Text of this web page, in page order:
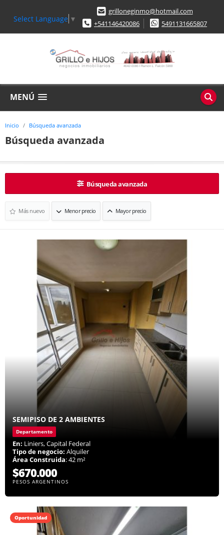
Select Language ▼
grilloneginmo@hotmail.com
+541146420086
5491131665807
MENÚ
Inicio Búsqueda avanzada
Búsqueda avanzada
Búsqueda avanzada
Más nuevo Menor precio Mayor precio
SEMIPISO DE 2 AMBIENTES
Departamento
En: Liniers, Capital Federal
Tipo de negocio: Alquiler
Área Construida: 42 m²
$670.000
PESOS ARGENTINOS
Oportunidad